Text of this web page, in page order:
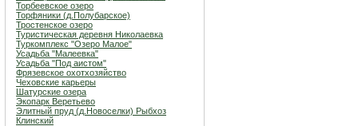
Торбеевское озеро
Торфяники (д.Полубарское)
Тростенское озеро
Туристическая деревня Николаевка
Туркомплекс "Озеро Малое"
Усадьба "Малеевка"
Усадьба "Под аистом"
Фрязевское охотхозяйство
Чеховские карьеры
Шатурские озера
Экопарк Веретьево
Элитный пруд (д.Новоселки) Рыбхоз
Клинский